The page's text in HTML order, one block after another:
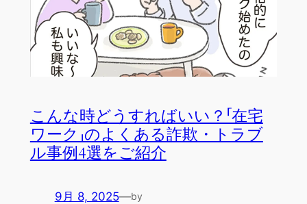
こんな時どうすればいい？「在宅
ワーク」のよくある詐欺・トラブ
ル事例4選をご紹介
9月 8, 2025—by